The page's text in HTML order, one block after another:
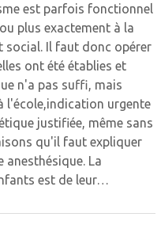
est parfois fonctionnel
plus exactement à la
social. Il faut donc opérer
ont été établies et
n'a pas suffi, mais
l'école,indication urgente
justifiée, même sans
qu'il faut expliquer
anesthésique. La
est de leur…